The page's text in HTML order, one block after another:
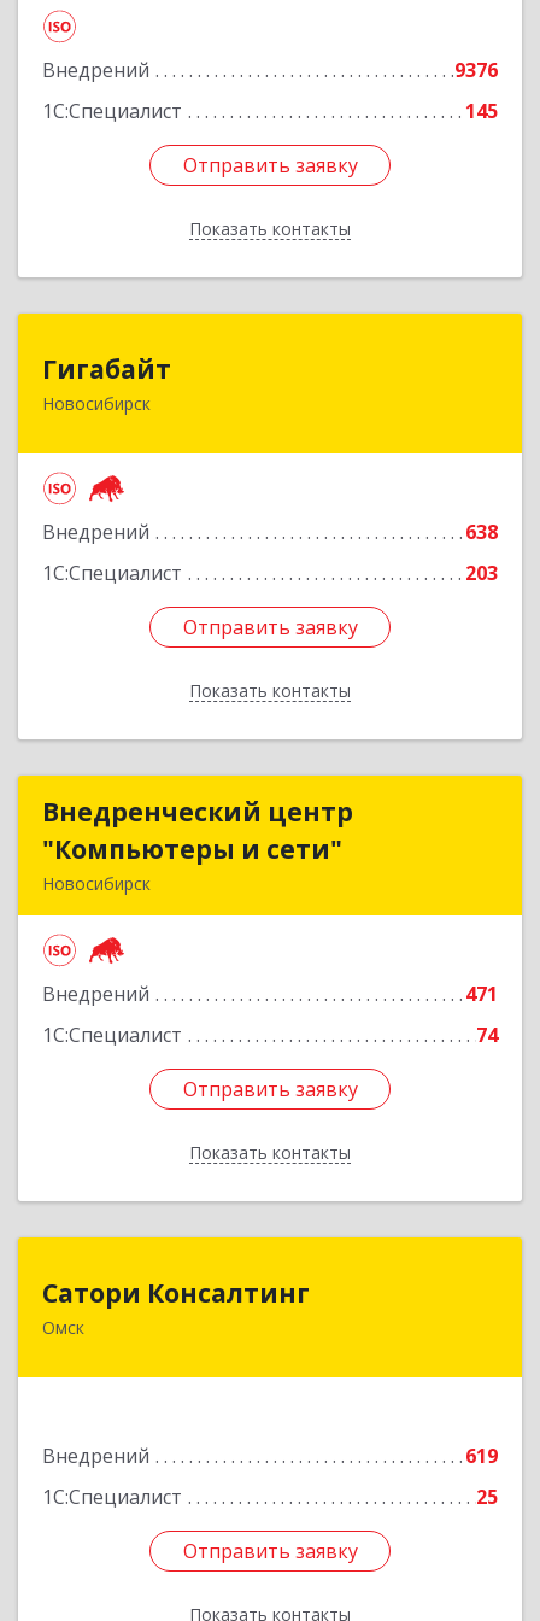
Внедрений
9376
1С:Специалист
145
Отправить заявку
Показать контакты
Подробнее
Отправить заявку
Назад
Гигабайт
Новосибирск
Внедрений
638
1С:Специалист
203
Отправить заявку
Показать контакты
630099, Новосибирская обл, Новосибирск г,
Отправить заявку
Назад
Внедренческий центр
"Компьютеры и сети"
Новосибирск
Внедрений
471
1С:Специалист
74
Отправить заявку
Показать контакты
Внедренческий центр
"Компьютеры и сети"
Подробнее
Отправить заявку
Назад
Сатори Консалтинг
Омск
Внедрений
619
1С:Специалист
25
Отправить заявку
Показать контакты
644070, Омская обл, Омск г, Лермонтова ул,
Отправить заявку
Назад